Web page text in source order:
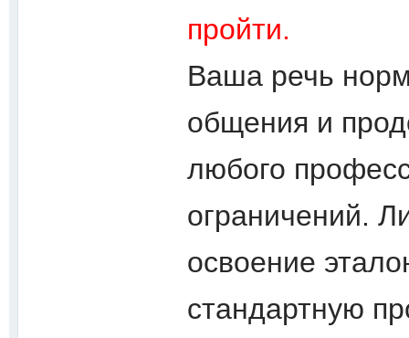
пройти.
Ваша речь
общения и
любого
ограничений.
освоение
стандартную